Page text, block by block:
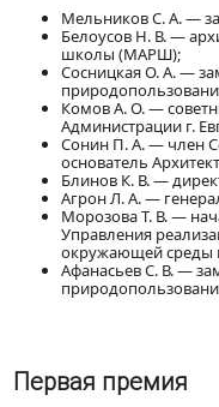
Мельников С. А. —
Белоусов Н. В. —
школы (МАРШ);
Сосницкая О. А. —
Комов А. О. —
Администрации г.
Сонин П. А. — член
основатель
Блинов К. В. —
Агрон Л. А. —
Морозова Т. В. —
Управления
окружающей среды
Афанасьев С. В. —
Первая премия